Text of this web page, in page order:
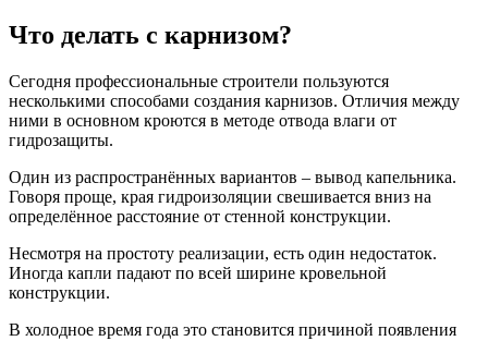
Что делать с карнизом?
Сегодня профессиональные строители пользуются
несколькими способами создания карнизов. Отличия между
ними в основном кроются в методе отвода влаги от
гидрозащиты.
Один из распространённых вариантов – вывод капельника.
Говоря проще, края гидроизоляции свешивается вниз на
определённое расстояние от стенной конструкции.
Несмотря на простоту реализации, есть один недостаток.
Иногда капли падают по всей ширине кровельной
конструкции.
В холодное время года это становится причиной появления